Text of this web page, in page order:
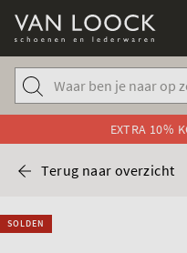
EXTRA 10%
Terug naar overzicht
SOLDEN